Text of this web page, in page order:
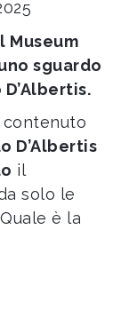
Museum
sguardo
contenuto
D’Albertis
il
solo le
è la